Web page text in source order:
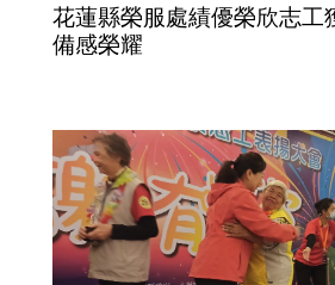
花蓮縣榮服處績優榮欣志工
備感榮耀